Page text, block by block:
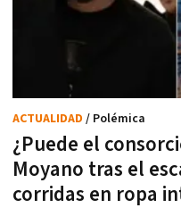
¿Puede el
Moyano tras el
corridas en ropa
ACTUALIDAD / Polémica